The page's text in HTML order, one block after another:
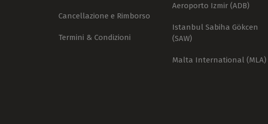
Cancellazione e Rimborso
Termini & Condizioni
Aeroporto Izmir (ADB)
Istanbul Sabiha Gökcen
(SAW)
Malta International (MLA)